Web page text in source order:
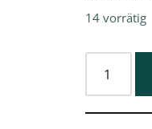
14 vorrätig